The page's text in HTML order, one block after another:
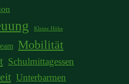
Kleine Höhe
Mobilität
Schulmittagessen
Unterbarmen